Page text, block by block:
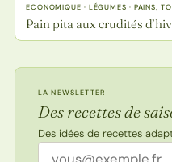
ECONOMIQUE · LÉGUMES · PAINS,
Pain pita aux crudités
LA NEWSLETTER
Des recettes de
Des idées de recettes
Adresse email